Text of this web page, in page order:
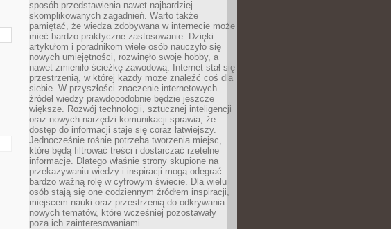
sposób przedstawienia nawet najbardziej
skomplikowanych zagadnień. Warto także
pamiętać, że wiedza zdobywana w internecie może
mieć bardzo praktyczne zastosowanie. Dzięki
artykułom i poradnikom wiele osób nauczyło się
nowych umiejętności, rozwinęło swoje hobby, a
nawet zmieniło ścieżkę zawodową. Internet stał się
przestrzenią, w której każdy może znaleźć coś dla
siebie. W przyszłości znaczenie internetowych
źródeł wiedzy prawdopodobnie będzie jeszcze
większe. Rozwój technologii, sztucznej inteligencji
oraz nowych narzędzi komunikacji sprawia, że
dostęp do informacji staje się coraz łatwiejszy.
Jednocześnie rośnie potrzeba tworzenia miejsc,
które będą filtrować treści i dostarczać rzetelne
informacje. Dlatego właśnie strony skupione na
przekazywaniu wiedzy i inspiracji mogą odegrać
bardzo ważną rolę w cyfrowym świecie. Dla wielu
osób stają się one codziennym źródłem inspiracji,
miejscem nauki oraz przestrzenią do odkrywania
nowych tematów, które wcześniej pozostawały
poza ich zainteresowaniami.